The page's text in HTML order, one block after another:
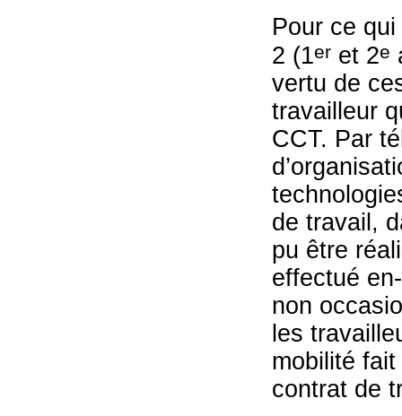
Pour ce
2 (1eret 2e
vertu de
travailleur
CCT. Par
de travail,
pu être
effectué
non
les
mobilité
contrat de